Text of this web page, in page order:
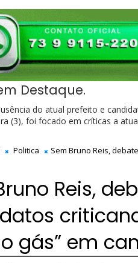
reconstruído e ampliado.
Destaque.
do atual prefeito e
(3), foi focado em críticas a
Politica
Sem Bruno Reis,
Reis,
gás” em